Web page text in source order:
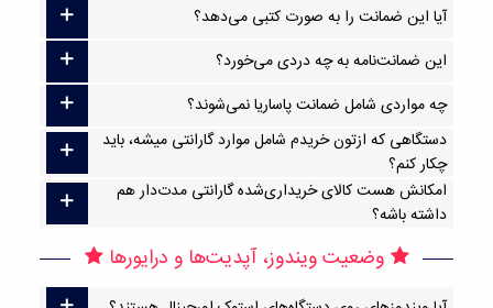
آیا این ضمانت را به صورت کتبی می‌دهد؟
این ضمانت‌نامه به چه دردی می‌خورد؟
چه مواردی شامل ضمانت پاساریا نمی‌شوند؟
دستگاهی که ازتون خریدم شامل موارد گارانتی میشه، باید
چکار کنم؟
امکانش هست کالای خریداری‌شده گارانتی مدت‌دار هم
داشته باشه؟
وضعیت ویندوز، آپدیت‌ها و درایورها